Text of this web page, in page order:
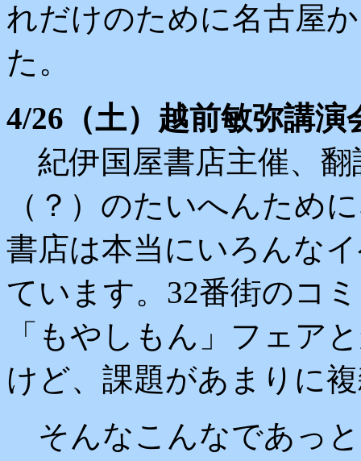
れだけのために名古屋
た。
4/26（土）越前敏弥講
紀伊国屋書店主催、
（？）のたいへんため
書店は本当にいろんな
ています。32番街のコ
「もやしもん」フェア
けど、課題があまりに
そんなこんなであっ